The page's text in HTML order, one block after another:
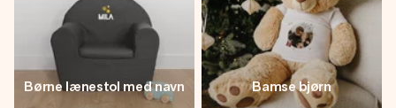
Børne lænestol med navn Bamse bjørn